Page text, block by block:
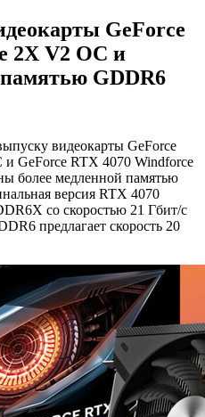
GeForce
2X V2 OC и
GDDR6
видеокарты GeForce
GeForce RTX 4070 Windforce
более медленной памятью
версия RTX 4070
со скоростью 21 Гбит/с
предлагает скорость 20